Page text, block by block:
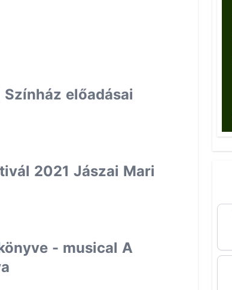
előadásai
2021 Jászai Mari
- musical A